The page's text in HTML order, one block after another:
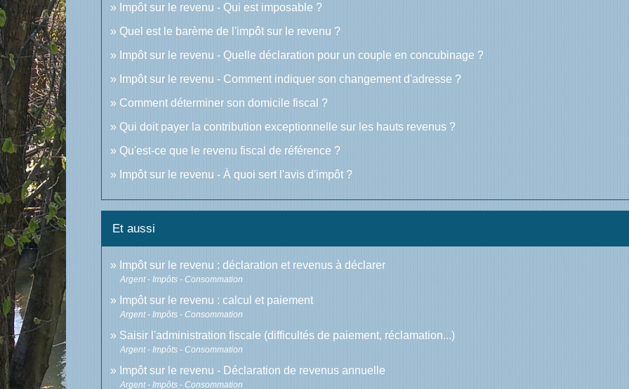
Impôt sur le revenu - Qui est imposable ?
Quel est le barème de l'impôt sur le revenu ?
Impôt sur le revenu - Quelle déclaration pour un couple en concubinage ?
Impôt sur le revenu - Comment indiquer son changement d'adresse ?
Comment déterminer son domicile fiscal ?
Qui doit payer la contribution exceptionnelle sur les hauts revenus ?
Qu'est-ce que le revenu fiscal de référence ?
Impôt sur le revenu - À quoi sert l'avis d'impôt ?
Et aussi
Impôt sur le revenu : déclaration et revenus à déclarer
Argent - Impôts - Consommation
Impôt sur le revenu : calcul et paiement
Argent - Impôts - Consommation
Saisir l'administration fiscale (difficultés de paiement, réclamation...)
Argent - Impôts - Consommation
Impôt sur le revenu - Déclaration de revenus annuelle
Argent - Impôts - Consommation